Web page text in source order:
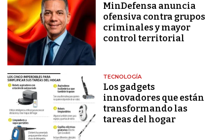
MinDefensa anuncia
ofensiva contra grupos
criminales y mayor
control territorial
TECNOLOGÍA
Los gadgets
innovadores que están
transformando las
tareas del hogar